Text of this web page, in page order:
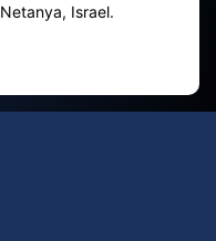
Israel.